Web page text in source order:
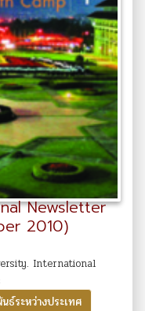
Newsletter
2010)
International
ธ์ระหว่างประเทศ